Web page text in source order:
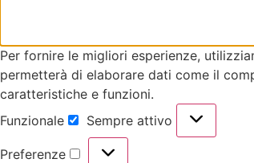
Per fornire le migliori esperienze,
permetterà di elaborare dati come il
caratteristiche e funzioni.
Funzionale
Sempre attivo
Preferenze